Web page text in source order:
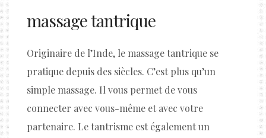
massage tantrique
Originaire de l’Inde, le massage tantrique se
pratique depuis des siècles. C’est plus qu’un
simple massage. Il vous permet de vous
connecter avec vous-même et avec votre
partenaire. Le tantrisme est également un